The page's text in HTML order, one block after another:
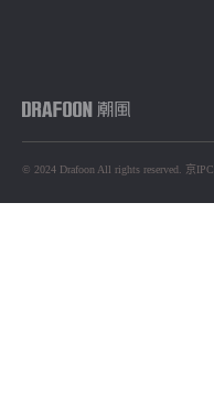
© 2024 Drafoon All rights reserved. 京